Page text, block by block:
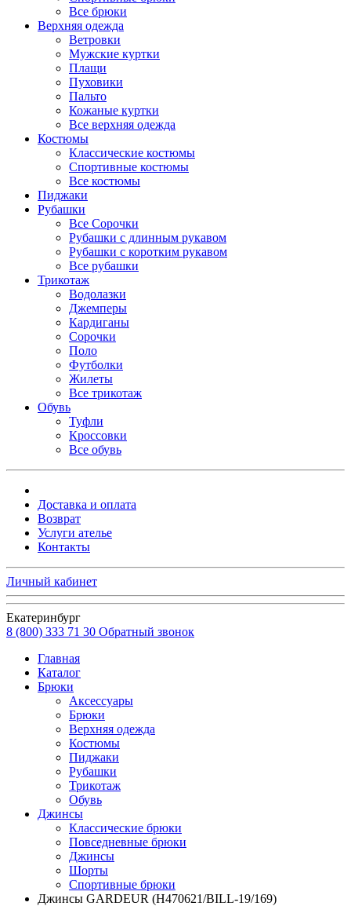
Все брюки
Верхняя одежда
Ветровки
Мужские куртки
Плащи
Пуховики
Пальто
Кожаные куртки
Все верхняя одежда
Костюмы
Классические костюмы
Спортивные костюмы
Все костюмы
Пиджаки
Рубашки
Все Сорочки
Рубашки с длинным рукавом
Рубашки с коротким рукавом
Все рубашки
Трикотаж
Водолазки
Джемперы
Кардиганы
Сорочки
Поло
Футболки
Жилеты
Все трикотаж
Обувь
Туфли
Кроссовки
Все обувь
Доставка и оплата
Возврат
Услуги ателье
Контакты
Личный кабинет
Екатеринбург
8 (800) 333 71 30 Обратный звонок
Главная
Каталог
Брюки
Аксессуары
Брюки
Верхняя одежда
Костюмы
Пиджаки
Рубашки
Трикотаж
Обувь
Джинсы
Классические брюки
Повседневные брюки
Джинсы
Шорты
Спортивные брюки
Джинсы GARDEUR (H470621/BILL-19/169)